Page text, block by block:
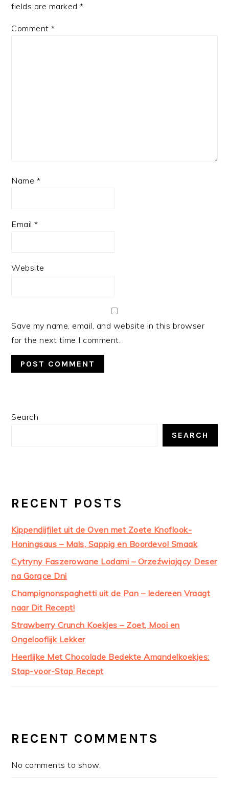
fields are marked*
Comment*
Name *
Email*
Website
Save my name, email, and website in this browser
for the next time I comment.
PRIMARY
Search
SEARCH
RECENT POSTS
Kippendijfilet uit de Oven met Zoete Knoflook-
Honingsaus – Mals, Sappig en Boordevol Smaak
Cytryny Faszerowane Lodami – Orzeźwiający Deser
na Gorące Dni
Champignonspaghetti uit de Pan – Iedereen Vraagt
naar Dit Recept!
Strawberry Crunch Koekjes – Zoet, Mooi en
Ongelooflijk Lekker
Heerlijke Met Chocolade Bedekte Amandelkoekjes:
Stap-voor-Stap Recept
RECENT COMMENTS
No comments to show.